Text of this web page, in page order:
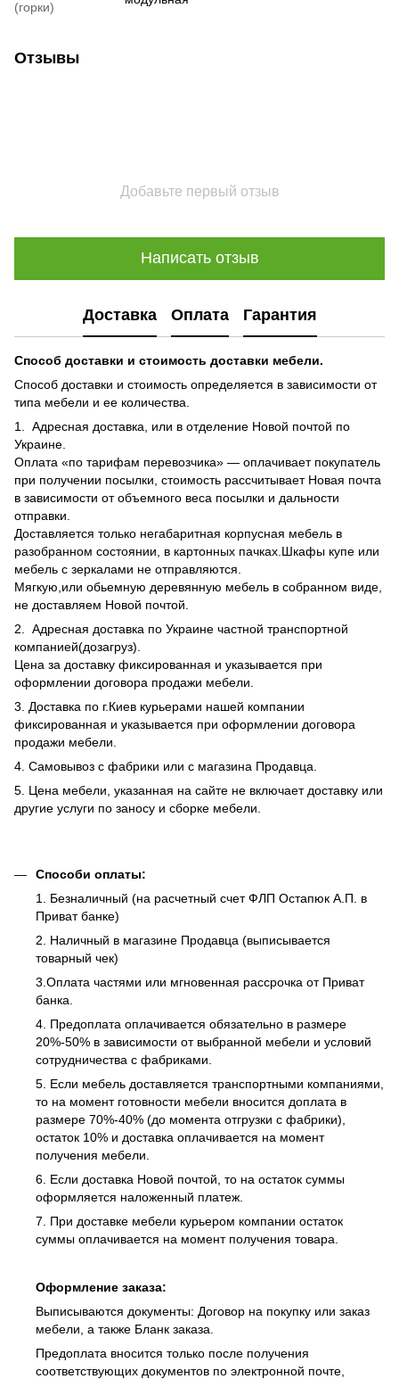
(горки)
Отзывы
Добавьте первый отзыв
Написать отзыв
Доставка Оплата Гарантия
Способ доставки и стоимость доставки мебели.
Способ доставки и стоимость определяется в зависимости от
типа мебели и ее количества.
1. Адресная доставка, или в отделение Новой почтой по
Украине.
Оплата «по тарифам перевозчика» — оплачивает покупатель
при получении посылки, стоимость рассчитывает Новая почта
в зависимости от объемного веса посылки и дальности
отправки.
Доставляется только негабаритная корпусная мебель в
разобранном состоянии, в картонных пачках.Шкафы купе или
мебель с зеркалами не отправляются.
Мягкую,или обьемную деревянную мебель в собранном виде,
не доставляем Новой почтой.
2. Адресная доставка по Украине частной транспортной
компанией(дозагруз).
Цена за доставку фиксированная и указывается при
оформлении договора продажи мебели.
3. Доставка по г.Киев курьерами нашей компании
фиксированная и указывается при оформлении договора
продажи мебели.
4. Самовывоз с фабрики или с магазина Продавца.
5. Цена мебели, указанная на сайте не включает доставку или
другие услуги по заносу и сборке мебели.
Способи оплаты:
1. Безналичный (на расчетный счет ФЛП Остапюк А.П. в
Приват банке)
2. Наличный в магазине Продавца (выписывается
товарный чек)
3.Оплата частями или мгновенная рассрочка от Приват
банка.
4. Предоплата оплачивается обязательно в размере
20%-50% в зависимости от выбранной мебели и условий
сотрудничества с фабриками.
5. Если мебель доставляется транспортными компаниями,
то на момент готовности мебели вносится доплата в
размере 70%-40% (до момента отгрузки с фабрики),
остаток 10% и доставка оплачивается на момент
получения мебели.
6. Если доставка Новой почтой, то на остаток суммы
оформляется наложенный платеж.
7. При доставке мебели курьером компании остаток
суммы оплачивается на момент получения товара.
Оформление заказа:
Выписываются документы: Договор на покупку или заказ
мебели, а также Бланк заказа.
Предоплата вносится только после получения
соответствующих документов по электронной почте,